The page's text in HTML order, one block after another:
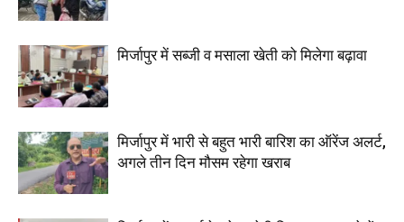
मिर्जापुर में सब्जी व मसाला खेती को मिलेगा बढ़ावा
मिर्जापुर में भारी से बहुत भारी बारिश का ऑरेंज अलर्ट,
अगले तीन दिन मौसम रहेगा खराब